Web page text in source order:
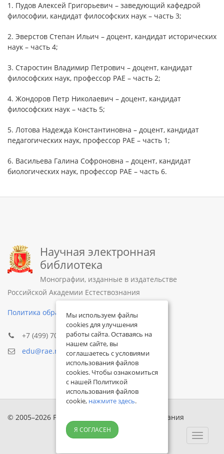
1. Пудов Алексей Григорьевич – заведующий кафедрой
философии, кандидат философских наук – часть 3;
2. Эверстов Степан Ильич – доцент, кандидат исторических
наук – часть 4;
3. Старостин Владимир Петрович – доцент, кандидат
философских наук, профессор РАЕ – часть 2;
4. Жондоров Петр Николаевич – доцент, кандидат
философских наук – часть 5;
5. Лотова Надежда Константиновна – доцент, кандидат
педагогических наук, профессор РАЕ – часть 1;
6. Васильева Галина Софроновна – доцент, кандидат
биологических наук, профессор РАЕ – часть 6.
Научная электронная
библиотека
Монографии, изданные в издательстве
Российской Академии Естествознания
Политика обработки персональных данных
+7 (499) 705-72-30
edu@rae.ru
© 2005–2026 Российская академия естествознания
Toggle
Мы используем файлы
cookies для улучшения
работы сайта. Оставаясь на
нашем сайте, вы
соглашаетесь с условиями
использования файлов
cookies. Чтобы ознакомиться
с нашей Политикой
использования файлов
cookie, нажмите здесь.
Я СОГЛАСЕН